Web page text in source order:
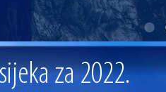
glavnog osječkog Trga Ante Starčevića
za 2022.